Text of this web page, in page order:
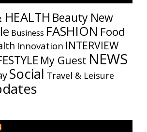
HEALTH Beauty New
Business FASHION Food
Innovation INTERVIEW
My​ Guest NEWS
Social Travel & Leisure